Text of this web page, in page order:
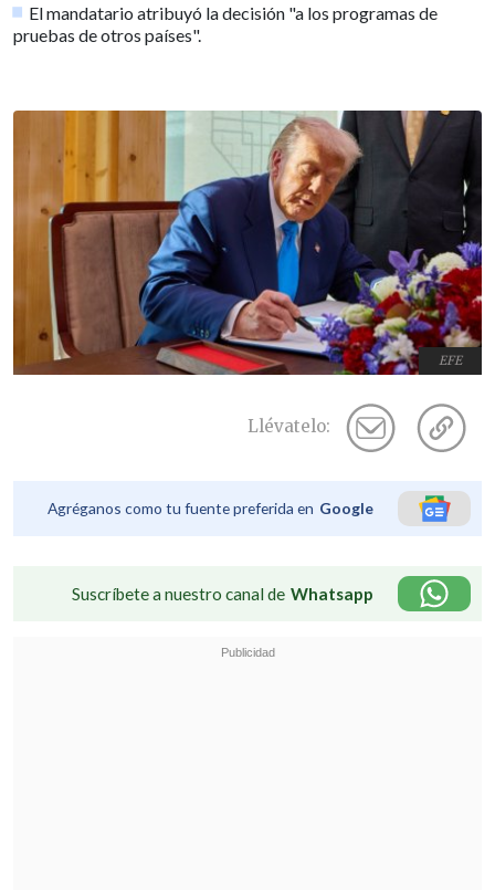
El mandatario atribuyó la decisión "a los programas de
pruebas de otros países".
EFE
Llévatelo:
Agréganos como tu fuente preferida en Google
Suscríbete a nuestro canal de Whatsapp